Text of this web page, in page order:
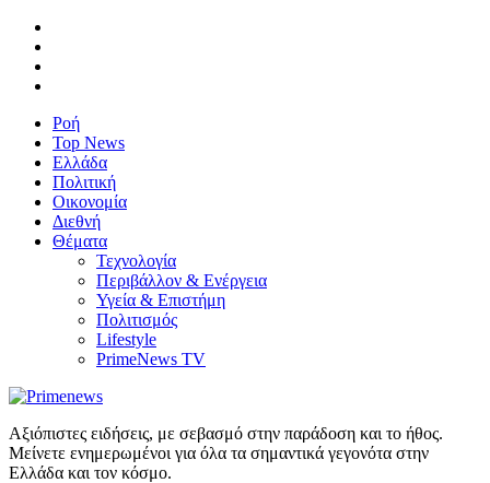
Ροή
Top News
Ελλάδα
Πολιτική
Οικονομία
Διεθνή
Θέματα
Τεχνολογία
Περιβάλλον & Ενέργεια
Υγεία & Επιστήμη
Πολιτισμός
Lifestyle
PrimeNews TV
Αξιόπιστες ειδήσεις, με σεβασμό στην παράδοση και το ήθος.
Μείνετε ενημερωμένοι για όλα τα σημαντικά γεγονότα στην
Ελλάδα και τον κόσμο.